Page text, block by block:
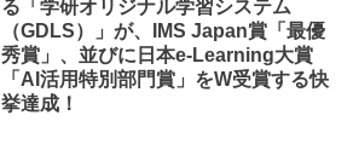
る「学研オリジナル学習システム
（GDLS）」が、IMS Japan賞「最優
秀賞」、並びに日本e-Learning大賞
「AI活用特別部門賞」をW受賞する快
挙達成！